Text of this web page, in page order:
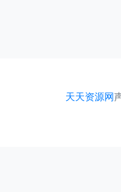
天天资源网